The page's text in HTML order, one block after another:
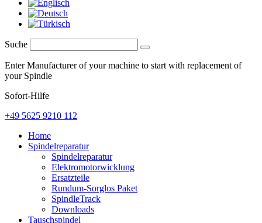
Suche
Enter Manufacturer of your machine to start with replacement of
your Spindle
Sofort-Hilfe
+49 5625 9210 112
Home
Spindelreparatur
Spindelreparatur
Elektromotorwicklung
Ersatzteile
Rundum-Sorglos Paket
SpindleTrack
Downloads
Tauschspindel